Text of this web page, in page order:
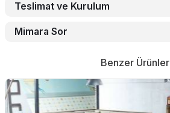
Teslimat ve Kurulum
Mimara Sor
Benzer Ürünler